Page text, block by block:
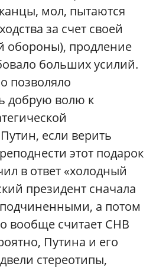
мол, пытаются
за счет своей
обороны), продление
больших усилий.
позволяло
добрую волю к
если верить
этот подарок
в ответ «холодный
президент сначала
подчиненными, а потом
вообще считает СНВ
Путина и его
стереотипы,